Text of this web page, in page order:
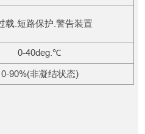
载.短路保护.警告装置
0-40deg.℃
0-90%(非凝结状态)